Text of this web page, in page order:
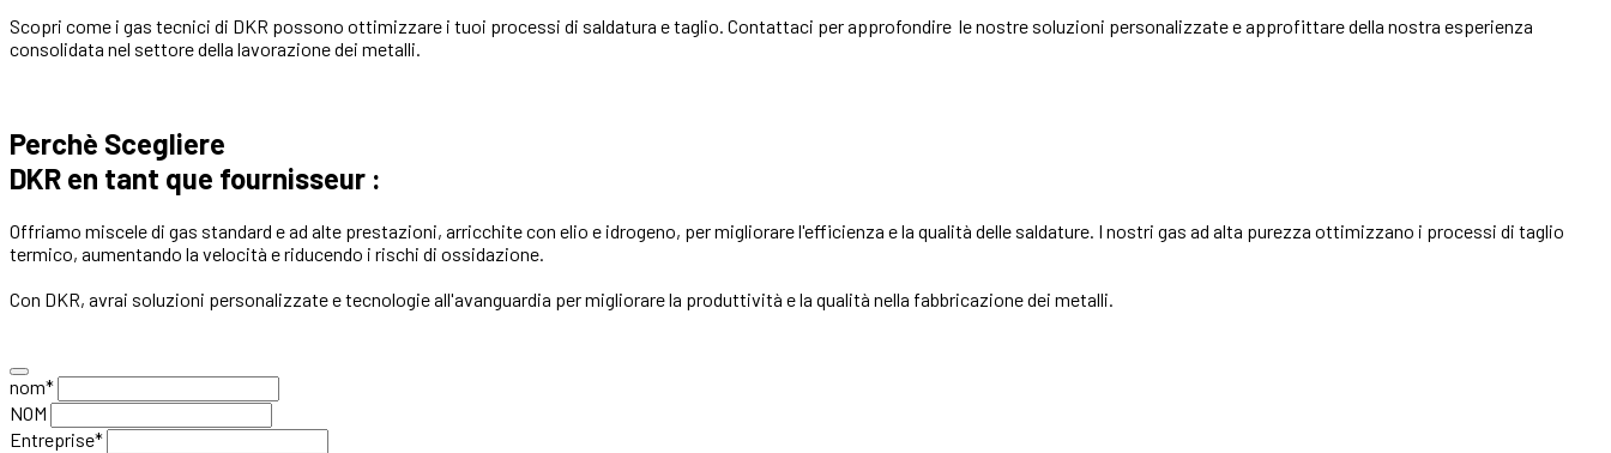
Scopri come i gas tecnici di DKR possono ottimizzare i tuoi processi di saldatura e taglio. Contattaci per approfondire le nostre soluzioni personalizzate e approfittare della nostra esperienza
consolidata nel settore della lavorazione dei metalli.
Perchè Scegliere
DKR en tant que fournisseur :
Offriamo miscele di gas standard e ad alte prestazioni, arricchite con elio e idrogeno, per migliorare l'efficienza e la qualità delle saldature. I nostri gas ad alta purezza ottimizzano i processi di taglio
termico, aumentando la velocità e riducendo i rischi di ossidazione.
Con DKR, avrai soluzioni personalizzate e tecnologie all'avanguardia per migliorare la produttività e la qualità nella fabbricazione dei metalli.
nom*
NOM
Entreprise*